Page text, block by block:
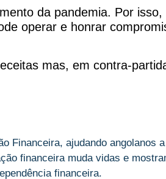
da pandemia. Por
operar e honrar
mas, em contra-
Financeira, ajudando angolanos
financeira muda vidas e
financeira.